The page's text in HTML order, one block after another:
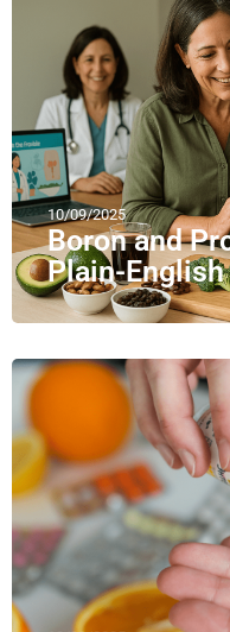
10/09/2025
Boron and
Plain-English